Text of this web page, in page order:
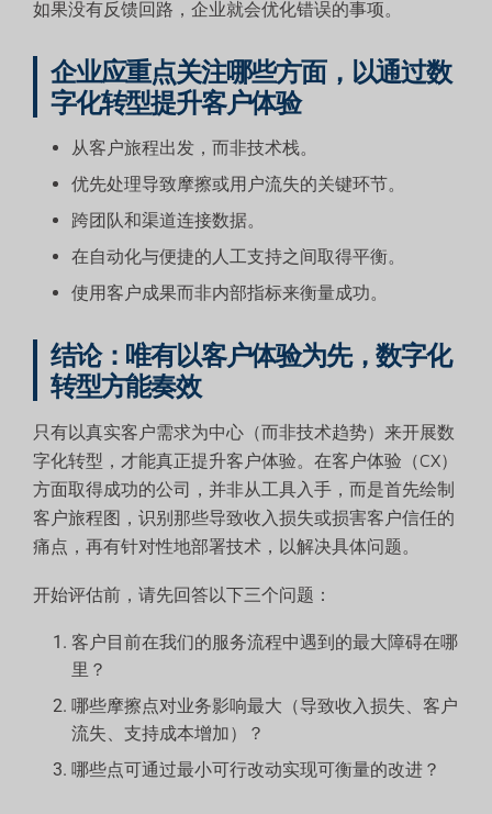
如果没有反馈回路，企业就会优化错误的事项。
企业应重点关注哪些方面，以通过数
字化转型提升客户体验
从客户旅程出发，而非技术栈。
优先处理导致摩擦或用户流失的关键环节。
跨团队和渠道连接数据。
在自动化与便捷的人工支持之间取得平衡。
使用客户成果而非内部指标来衡量成功。
结论：唯有以客户体验为先，数字化
转型方能奏效
只有以真实客户需求为中心（而非技术趋势）来开展数
字化转型，才能真正提升客户体验。在客户体验（CX）
方面取得成功的公司，并非从工具入手，而是首先绘制
客户旅程图，识别那些导致收入损失或损害客户信任的
痛点，再有针对性地部署技术，以解决具体问题。
开始评估前，请先回答以下三个问题：
客户目前在我们的服务流程中遇到的最大障碍在哪
里？
哪些摩擦点对业务影响最大（导致收入损失、客户
流失、支持成本增加）？
哪些点可通过最小可行改动实现可衡量的改进？